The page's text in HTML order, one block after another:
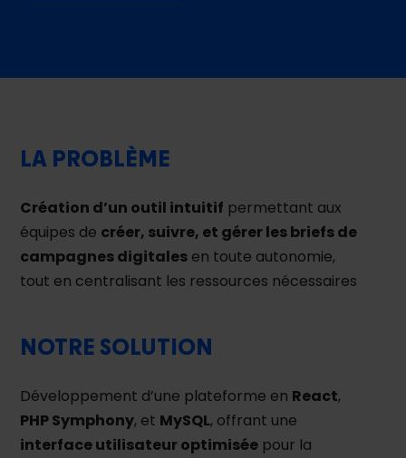
LA PROBLÈME
Création d’un outil intuitif permettant aux
équipes de créer, suivre, et gérer les briefs de
campagnes digitales en toute autonomie,
tout en centralisant les ressources nécessaires
NOTRE SOLUTION
Développement d’une plateforme en React,
PHP Symphony, et MySQL, offrant une
interface utilisateur optimisée pour la